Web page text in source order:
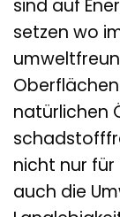
sind auf
setzen wo
natürlichen
nicht nur für
auch die